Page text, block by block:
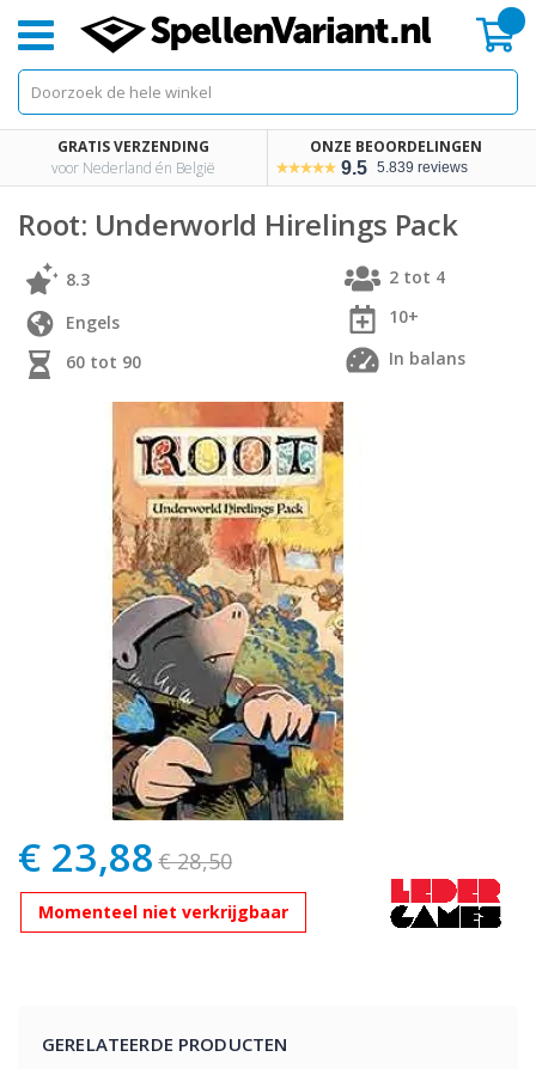
GRATIS VERZENDING
voor Nederland én België
ONZE BEOORDELINGEN
9.5 5.839 reviews
Root: Underworld Hirelings Pack
8.3
Engels
2 tot 4
60 tot 90
10+
In balans
Speciale
prijs
€ 23,88 € 28,50
Momenteel niet verkrijgbaar
GERELATEERDE PRODUCTEN